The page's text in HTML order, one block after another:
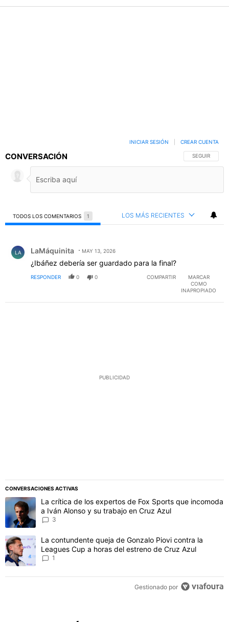
CONVERSACIÓN SIGA ESTA
SEGUIR
INICIAR SESIÓN CREAR CUENTA
TODOS LOS COMENTARIOS 1 LOS MÁS RECIENTES
LA LaMáquinita MAY 13, 2026
¿Ibáñez debería ser guardado para la final?
RESPONDER 0 0 COMPARTIR
MARCAR
COMO
INAPROPIADO
PUBLICIDAD
CONVERSACIONES ACTIVAS
Este listado muestra los artículos con más comentarios en los
Un artículo de tendencia con el título "La crítica de los expertos
La crítica de los expertos de Fox Sports que incomoda
a Iván Alonso y su trabajo en Cruz Azul
3
Un artículo de tendencia con el título "La contundente queja de
La contundente queja de Gonzalo Piovi contra la
Leagues Cup a horas del estreno de Cruz Azul
1
Gestionado por